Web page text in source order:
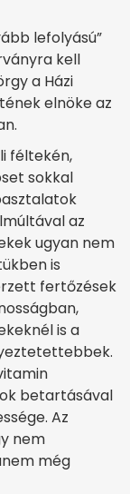
lefolyású”
kell
a Házi
elnöke az
féltekén,
sokkal
az
ugyan nem
is
fertőzések
is a
betartásával
Az
nem
még